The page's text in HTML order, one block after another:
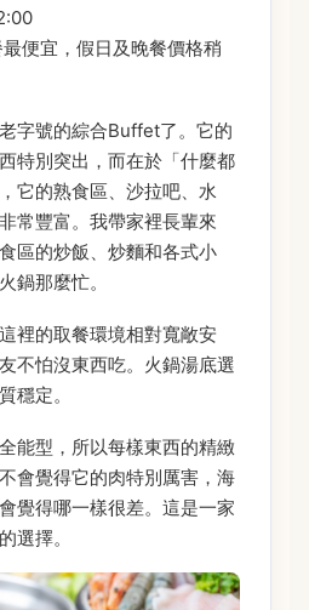
便宜，假日及晚餐價格稍
字號的綜合Buffet了。它的
特別突出，而在於「什麼都
它的熟食區、沙拉吧、水
常豐富。我帶家裡長輩來
區的炒飯、炒麵和各式小
鍋那麼忙。
裡的取餐環境相對寬敞安
不怕沒東西吃。火鍋湯底選
穩定。
能型，所以每樣東西的精緻
會覺得它的肉特別厲害，海
覺得哪一樣很差。這是一家
選擇。